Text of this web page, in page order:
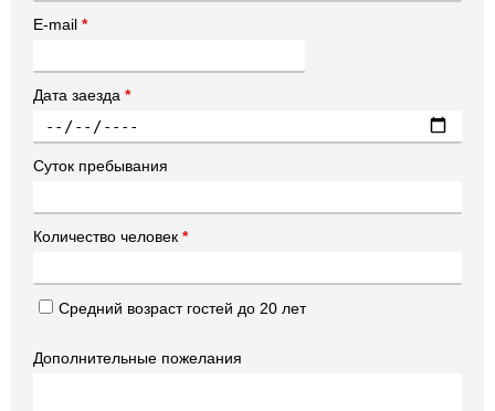
E-mail *
Дата заезда *
Суток пребывания
Количество человек *
Средний возраст гостей до 20 лет
Дополнительные пожелания